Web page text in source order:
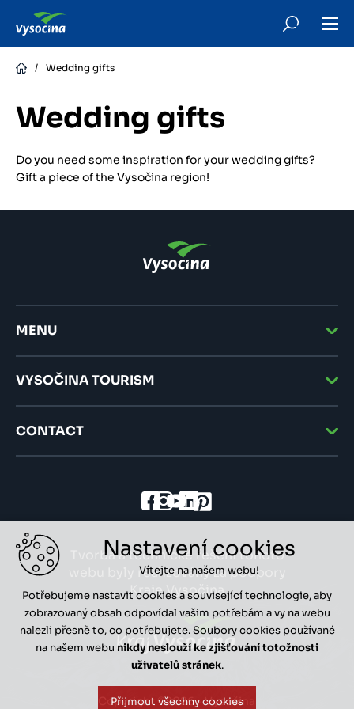
content/ Wedding gifts
Wedding gifts
Do you need some inspiration for your wedding gifts?
Gift a piece of the Vysočina region!
MENU
VYSOČINA TOURISM
CONTACT
Tvorba a technické řešení tohoto
webu byly realizovány za podpory
Kraje Vysočina
Copyright ©2026 - Vysočina
Nastavení cookies
Vítejte na našem webu!
Potřebujeme nastavit cookies a související technologie, aby
zobrazovaný obsah odpovídal vašim potřebám a vy na webu
nalezli přesně to, co potřebujete. Soubory cookies používané
na našem webu nikdy neslouží ke zjišťování totožnosti
uživatelů stránek.
Přijmout všechny cookies